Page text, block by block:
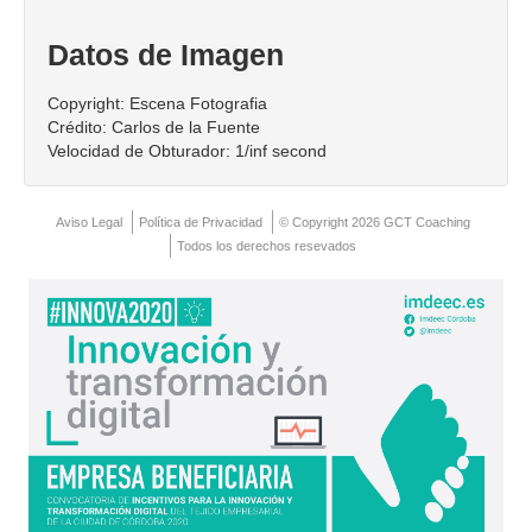
Datos de Imagen
Copyright: Escena Fotografia
Crédito: Carlos de la Fuente
Velocidad de Obturador: 1/inf second
Aviso Legal Política de Privacidad
© Copyright 2026 GCT Coaching
Todos los derechos resevados